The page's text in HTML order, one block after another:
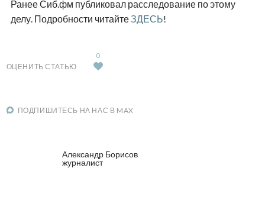
Ранее Сиб.фм публиковал расследование по этому
делу. Подробности читайтеЗДЕСЬ!
ОЦЕНИТЬ СТАТЬЮ
0
ПОДПИШИТЕСЬ НА НАС В MAX
Александр Борисов
журналист